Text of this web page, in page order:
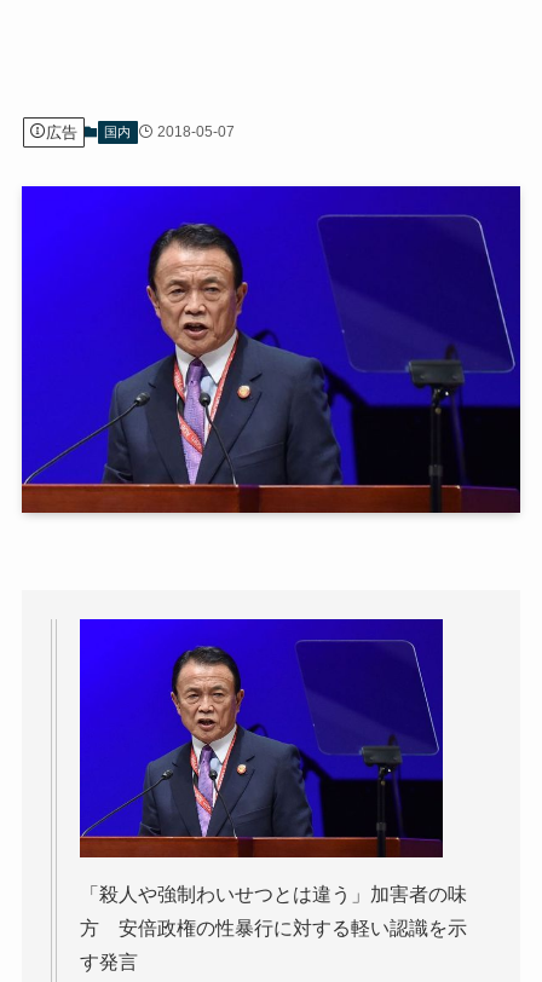
広告 国内 2018-05-07
「殺人や強制わいせつとは違う」加害者の味
方 安倍政権の性暴行に対する軽い認識を示
す発言